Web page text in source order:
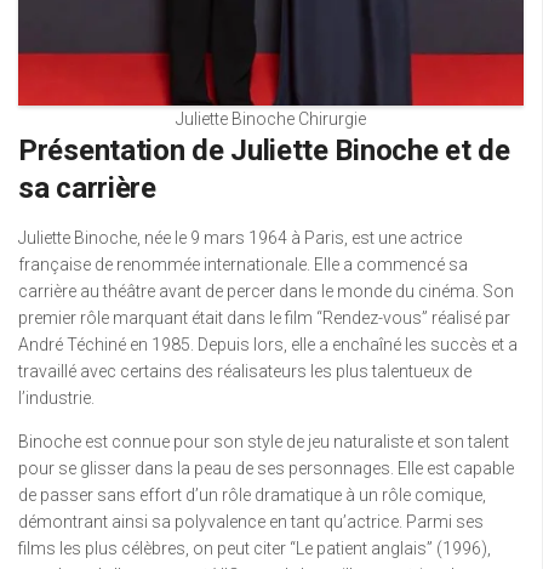
Juliette Binoche Chirurgie
Présentation de Juliette Binoche et de
sa carrière
Juliette Binoche, née le 9 mars 1964 à Paris, est une actrice
française de renommée internationale. Elle a commencé sa
carrière au théâtre avant de percer dans le monde du cinéma. Son
premier rôle marquant était dans le film “Rendez-vous” réalisé par
André Téchiné en 1985. Depuis lors, elle a enchaîné les succès et a
travaillé avec certains des réalisateurs les plus talentueux de
l’industrie.
Binoche est connue pour son style de jeu naturaliste et son talent
pour se glisser dans la peau de ses personnages. Elle est capable
de passer sans effort d’un rôle dramatique à un rôle comique,
démontrant ainsi sa polyvalence en tant qu’actrice. Parmi ses
films les plus célèbres, on peut citer “Le patient anglais” (1996),